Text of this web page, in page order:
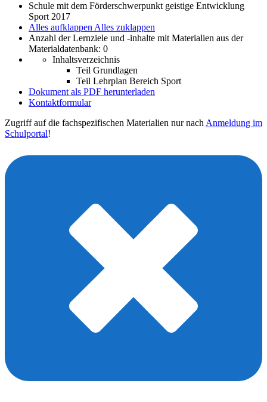
Schule mit dem Förderschwerpunkt geistige Entwicklung
Sport 2017
Alles aufklappen Alles zuklappen
Anzahl der Lernziele und -inhalte mit Materialien aus der
Materialdatenbank: 0
Inhaltsverzeichnis
Teil Grundlagen
Teil Lehrplan Bereich Sport
Dokument als PDF herunterladen
Kontaktformular
Zugriff auf die fachspezifischen Materialien nur nach Anmeldung im
Schulportal!